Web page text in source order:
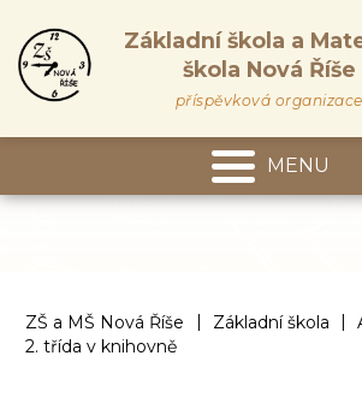
Základní škola a
škola Nová Říše
příspěvková organizace
MENU
ZŠ a MŠ Nová Říše | Základní škola |
2. třída v knihovně